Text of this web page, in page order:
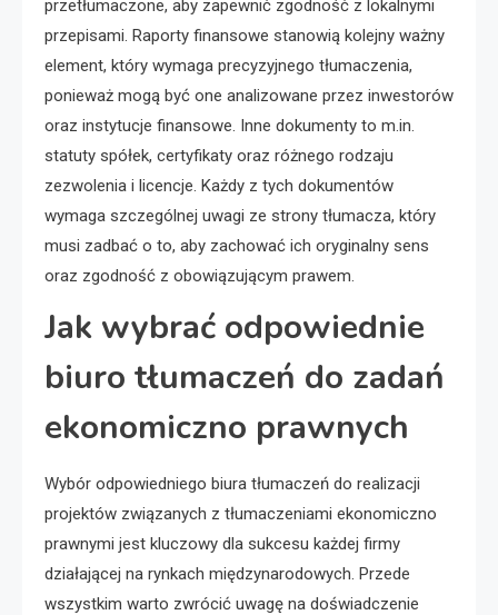
przetłumaczone, aby zapewnić zgodność z lokalnymi
przepisami. Raporty finansowe stanowią kolejny ważny
element, który wymaga precyzyjnego tłumaczenia,
ponieważ mogą być one analizowane przez inwestorów
oraz instytucje finansowe. Inne dokumenty to m.in.
statuty spółek, certyfikaty oraz różnego rodzaju
zezwolenia i licencje. Każdy z tych dokumentów
wymaga szczególnej uwagi ze strony tłumacza, który
musi zadbać o to, aby zachować ich oryginalny sens
oraz zgodność z obowiązującym prawem.
Jak wybrać odpowiednie
biuro tłumaczeń do zadań
ekonomiczno prawnych
Wybór odpowiedniego biura tłumaczeń do realizacji
projektów związanych z tłumaczeniami ekonomiczno
prawnymi jest kluczowy dla sukcesu każdej firmy
działającej na rynkach międzynarodowych. Przede
wszystkim warto zwrócić uwagę na doświadczenie